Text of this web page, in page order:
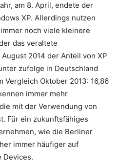
am 8. April, endete der
XP. Allerdings nutzen
noch viele kleinere
das veraltete
2014 der Anteil von XP
zufolge in Deutschland
Vergleich Oktober 2013: 16,86
immer mehr
mit der Verwendung von
Für ein zukunftsfähiges
wie die Berliner
immer häufiger auf
Devices.